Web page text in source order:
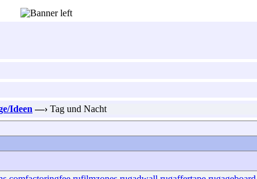
Ideen —› Tag und Nacht